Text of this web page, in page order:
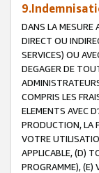
DANS LA MESURE
DIRECT OU
SERVICES) OU
DEGAGER DE
COMPRIS LES
ELEMENTS AVEC
PRODUCTION, LA
VOTRE
APPLICABLE, (D)
PROGRAMME), (E)